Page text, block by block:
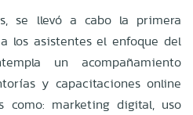
se llevó a cabo la primera
los asistentes el enfoque del
un acompañamiento
y capacitaciones online
como: marketing digital, uso